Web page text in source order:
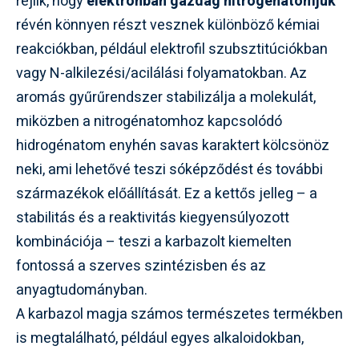
révén könnyen részt vesznek különböző kémiai
reakciókban, például elektrofil szubsztitúciókban
vagy N-alkilezési/acilálási folyamatokban. Az
aromás gyűrűrendszer stabilizálja a molekulát,
miközben a nitrogénatomhoz kapcsolódó
hidrogénatom enyhén savas karaktert kölcsönöz
neki, ami lehetővé teszi sóképződést és további
származékok előállítását. Ez a kettős jelleg – a
stabilitás és a reaktivitás kiegyensúlyozott
kombinációja – teszi a karbazolt kiemelten
fontossá a szerves szintézisben és az
anyagtudományban.
A karbazol magja számos természetes termékben
is megtalálható, például egyes alkaloidokban,